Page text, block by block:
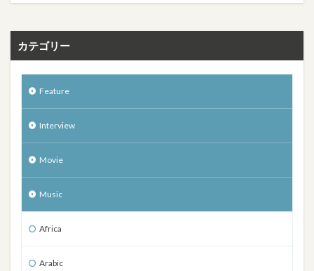
カテゴリー
Feature
Interview
Movie
Music
Africa
Arabic